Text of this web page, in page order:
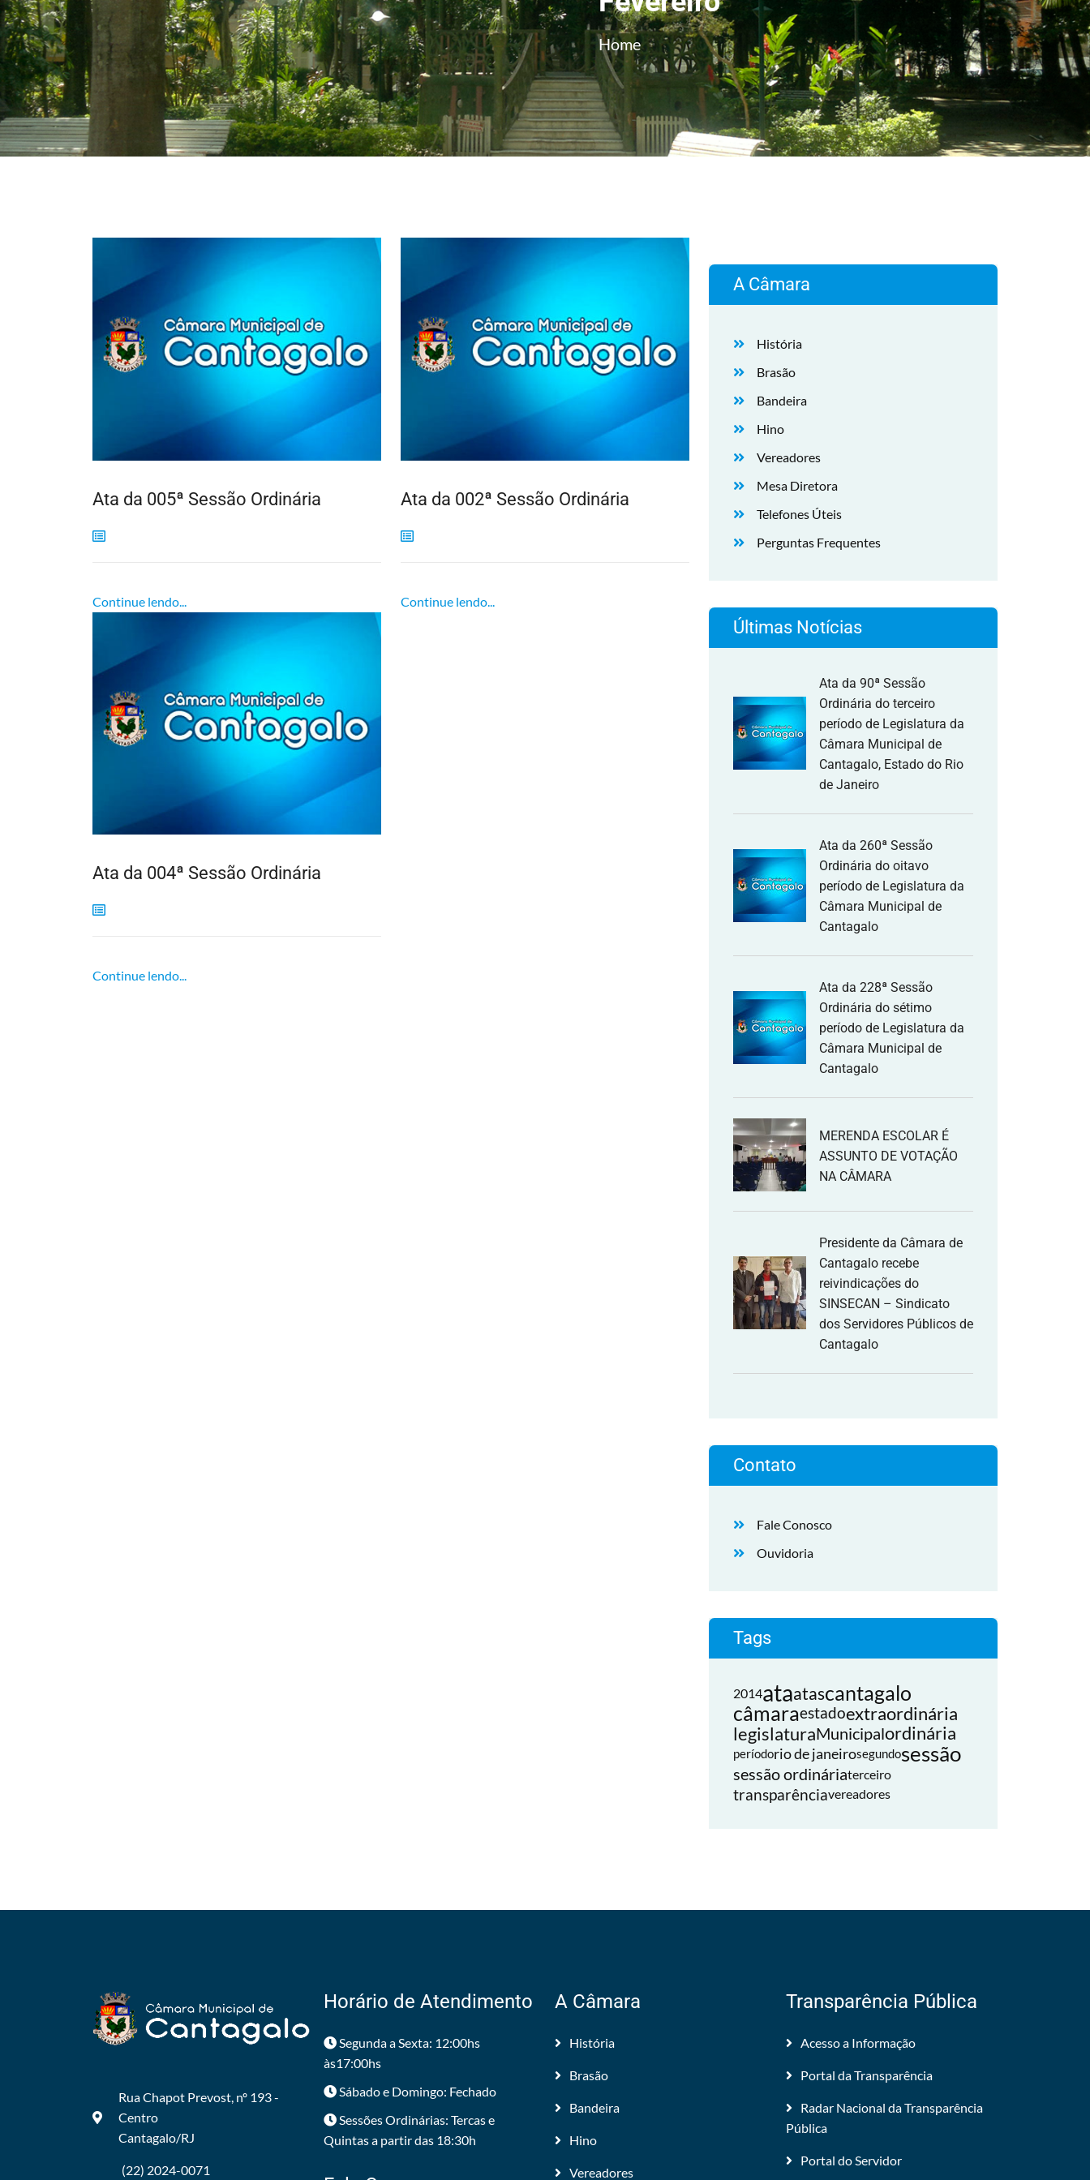
Home
Ata da 005ª Sessão Ordinária
Continue lendo...
Ata da 002ª Sessão Ordinária
Continue lendo...
Ata da 004ª Sessão Ordinária
Continue lendo...
A Câmara
História
Brasão
Bandeira
Hino
Vereadores
Mesa Diretora
Telefones Úteis
Perguntas Frequentes
Últimas Notícias
Ata da 90ª Sessão
Ordinária do terceiro
período de Legislatura da
Câmara Municipal de
Cantagalo, Estado do Rio
de Janeiro
Ata da 260ª Sessão
Ordinária do oitavo
período de Legislatura da
Câmara Municipal de
Cantagalo
Ata da 228ª Sessão
Ordinária do sétimo
período de Legislatura da
Câmara Municipal de
Cantagalo
MERENDA ESCOLAR É
ASSUNTO DE VOTAÇÃO
NA CÂMARA
Presidente da Câmara de
Cantagalo recebe
reivindicações do
SINSECAN – Sindicato
dos Servidores Públicos de
Cantagalo
Contato
Fale Conosco
Ouvidoria
Tags
2014ataatascantagalo
câmaraestadoextraordinária
legislaturaMunicipalordinária
períodorio de janeirosegundosessão
sessão ordináriaterceiro
transparênciavereadores
Rua Chapot Prevost, nº 193 -
Centro
Cantagalo/RJ
(22) 2024-0071
Horário de Atendimento
Segunda a Sexta: 12:00hs
às17:00hs
Sábado e Domingo: Fechado
Sessões Ordinárias: Tercas e
Quintas a partir das 18:30h
A Câmara
História
Brasão
Bandeira
Hino
Vereadores
Transparência Pública
Acesso a Informação
Portal da Transparência
Radar Nacional da Transparência
Pública
Portal do Servidor